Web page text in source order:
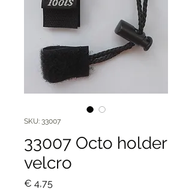
SKU: 33007
33007 Octo holder
velcro
€ 4,75Price